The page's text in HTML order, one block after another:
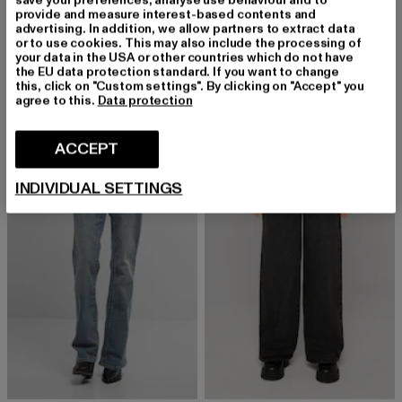
TRUE RELIGION
BECCA MID RISE
EUR 107,99
Huidige prijs: EUR 107,99
EUR 119,99Actieprijs: EUR 119,99
TRUE RELIGION
BECCA MR
EUR 134,99
Huidige prijs: EUR 134,99
EUR 149,99Actieprijs:
provide and measure interest-based contents and
advertising. In addition, we allow partners to extract data
or to use cookies. This may also include the processing of
your data in the USA or other countries which do not have
the EU data protection standard. If you want to change
this, click on "Custom settings". By clicking on "Accept" you
agree to this. Data protection
ACCEPT
INDIVIDUAL SETTINGS